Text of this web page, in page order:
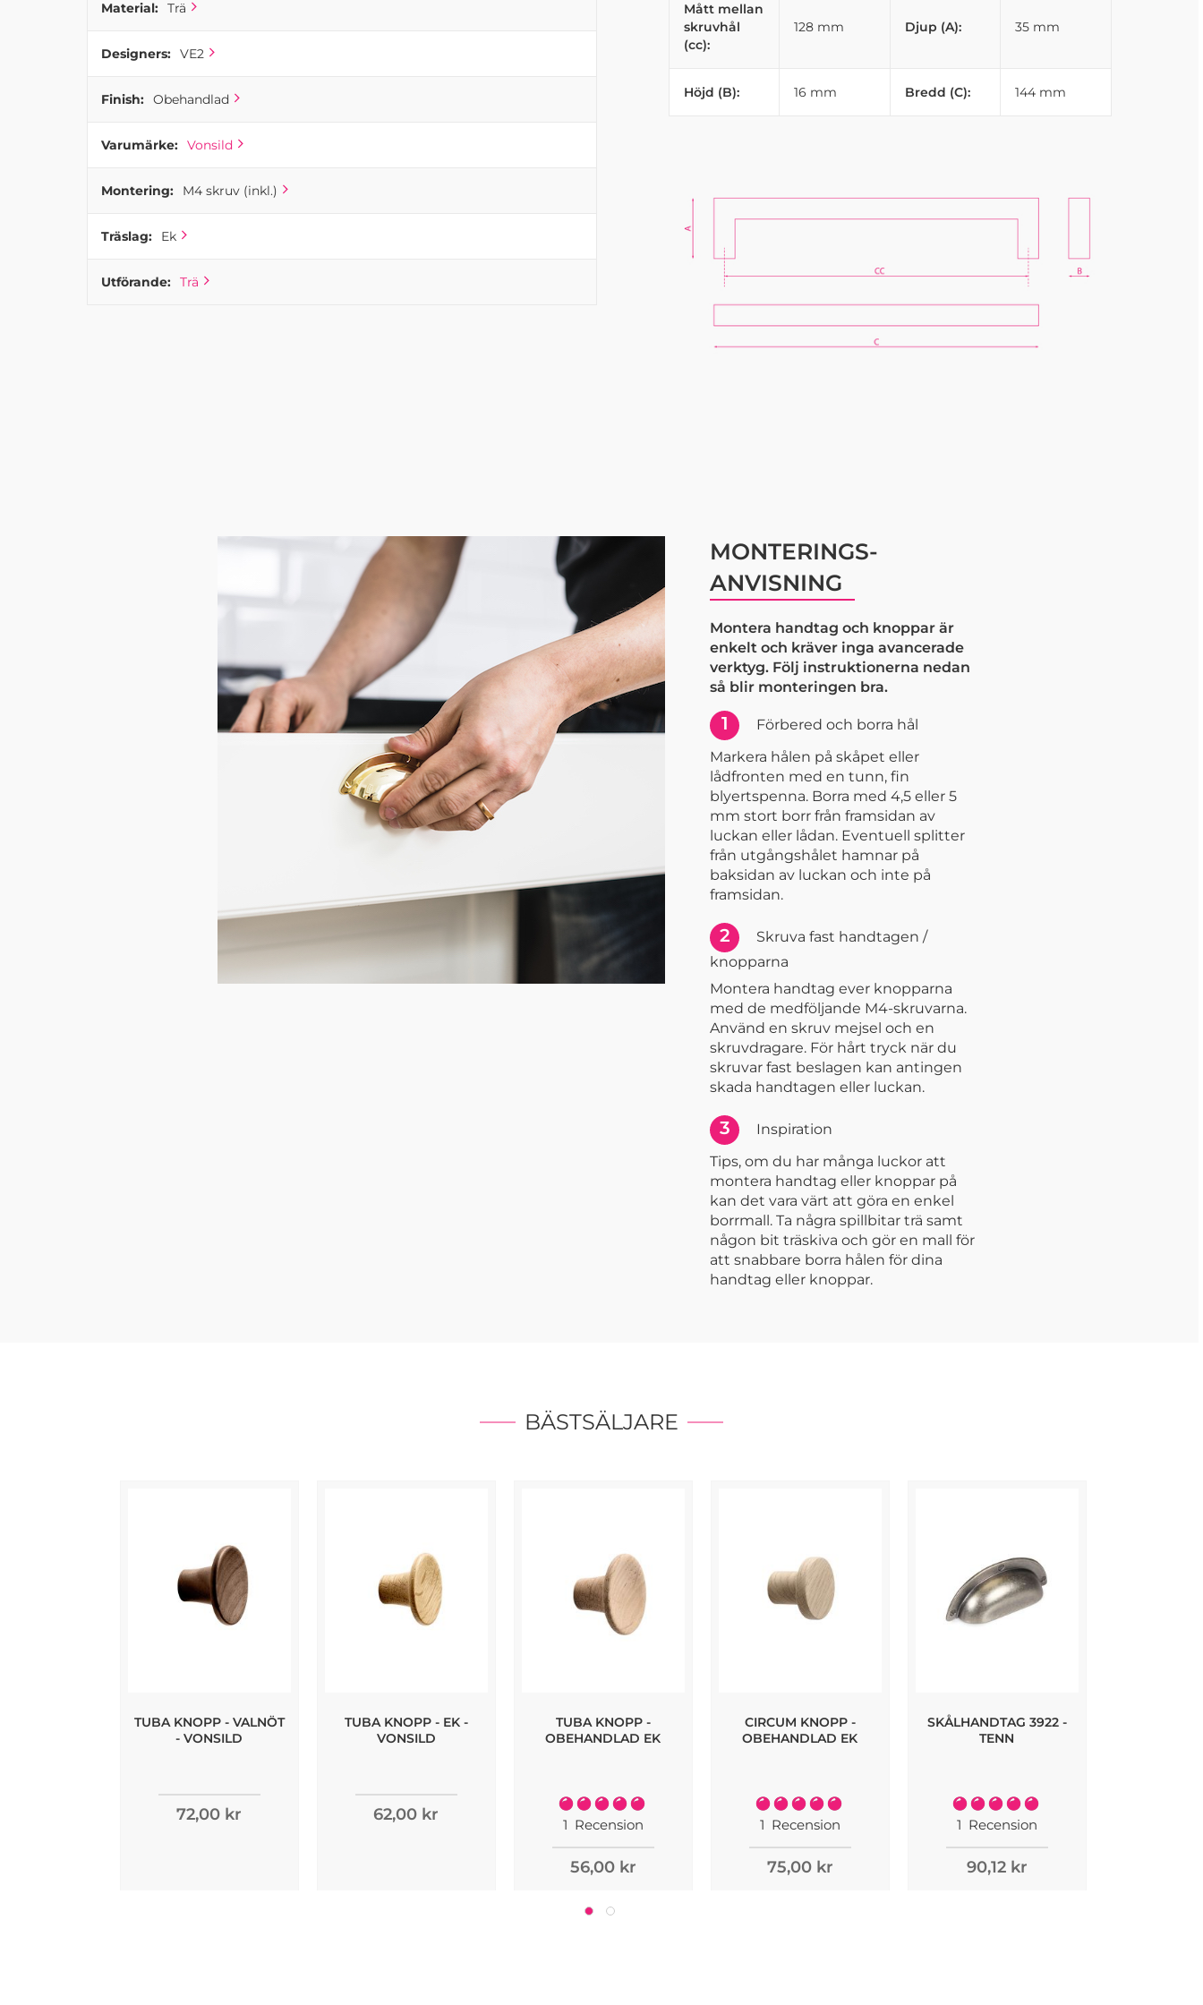
Material: Trä
Designers: VE2
Finish: Obehandlad
Varumärke: Vonsild
Montering: M4 skruv (inkl.)
Träslag: Ek
Utförande: Trä
Mått mellan
skruvhål
(cc):
128 mm Djup (A): 35 mm
Höjd (B): 16 mm Bredd (C): 144 mm
MONTERINGS-
ANVISNING
Montera handtag och knoppar är
enkelt och kräver inga avancerade
verktyg. Följ instruktionerna nedan
så blir monteringen bra.
1
Förbered och borra hål
Markera hålen på skåpet eller
lådfronten med en tunn, fin
blyertspenna. Borra med 4,5 eller 5
mm stort borr från framsidan av
luckan eller lådan. Eventuell splitter
från utgångshålet hamnar på
baksidan av luckan och inte på
framsidan.
2
Skruva fast handtagen /
knopparna
Montera handtag ever knopparna
med de medföljande M4-skruvarna.
Använd en skruv mejsel och en
skruvdragare. För hårt tryck när du
skruvar fast beslagen kan antingen
skada handtagen eller luckan.
3
Inspiration
Tips, om du har många luckor att
montera handtag eller knoppar på
kan det vara värt att göra en enkel
borrmall. Ta några spillbitar trä samt
någon bit träskiva och gör en mall för
att snabbare borra hålen för dina
handtag eller knoppar.
BÄSTSÄLJARE
TUBA KNOPP - VALNÖT
- VONSILD
72,00 kr
TUBA KNOPP - EK -
VONSILD
62,00 kr
TUBA KNOPP -
OBEHANDLAD EK
Rating:
1 Recension
56,00 kr
CIRCUM KNOPP -
OBEHANDLAD EK
Rating:
1 Recension
75,00 kr
SKÅLHANDTAG 3922 -
TENN
Rating:
1 Recension
90,12 kr